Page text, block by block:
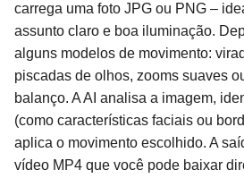
carrega uma foto JPG ou PNG –
assunto claro e boa iluminação.
alguns modelos de movimento:
piscadas de olhos, zooms suaves
balanço. A AI analisa a imagem,
(como características faciais ou
aplica o movimento escolhido. A
vídeo MP4 que você pode baixar